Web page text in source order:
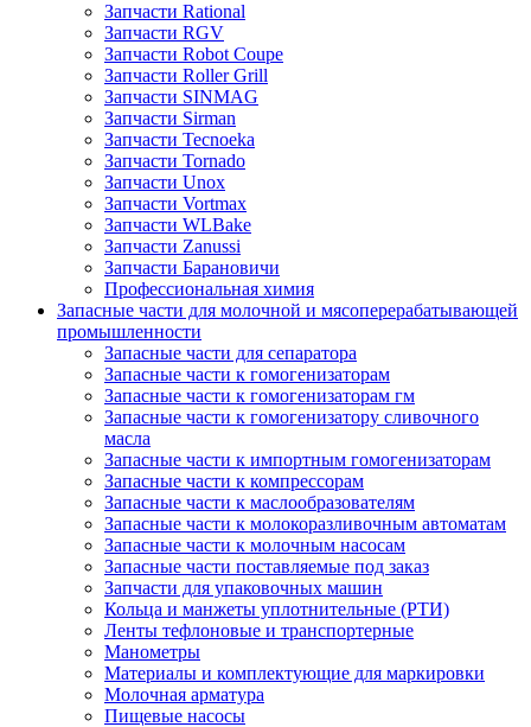
Запчасти Rational
Запчасти RGV
Запчасти Robot Coupe
Запчасти Roller Grill
Запчасти SINMAG
Запчасти Sirman
Запчасти Tecnoeka
Запчасти Tornado
Запчасти Unox
Запчасти Vortmax
Запчасти WLBake
Запчасти Zanussi
Запчасти Барановичи
Профессиональная химия
Запасные части для молочной и мясоперерабатывающей
промышленности
Запасные части для сепаратора
Запасные части к гомогенизаторам
Запасные части к гомогенизаторам гм
Запасные части к гомогенизатору сливочного
масла
Запасные части к импортным гомогенизаторам
Запасные части к компрессорам
Запасные части к маслообразователям
Запасные части к молокоразливочным автоматам
Запасные части к молочным насосам
Запасные части поставляемые под заказ
Запчасти для упаковочных машин
Кольца и манжеты уплотнительные (РТИ)
Ленты тефлоновые и транспортерные
Манометры
Материалы и комплектующие для маркировки
Молочная арматура
Пищевые насосы